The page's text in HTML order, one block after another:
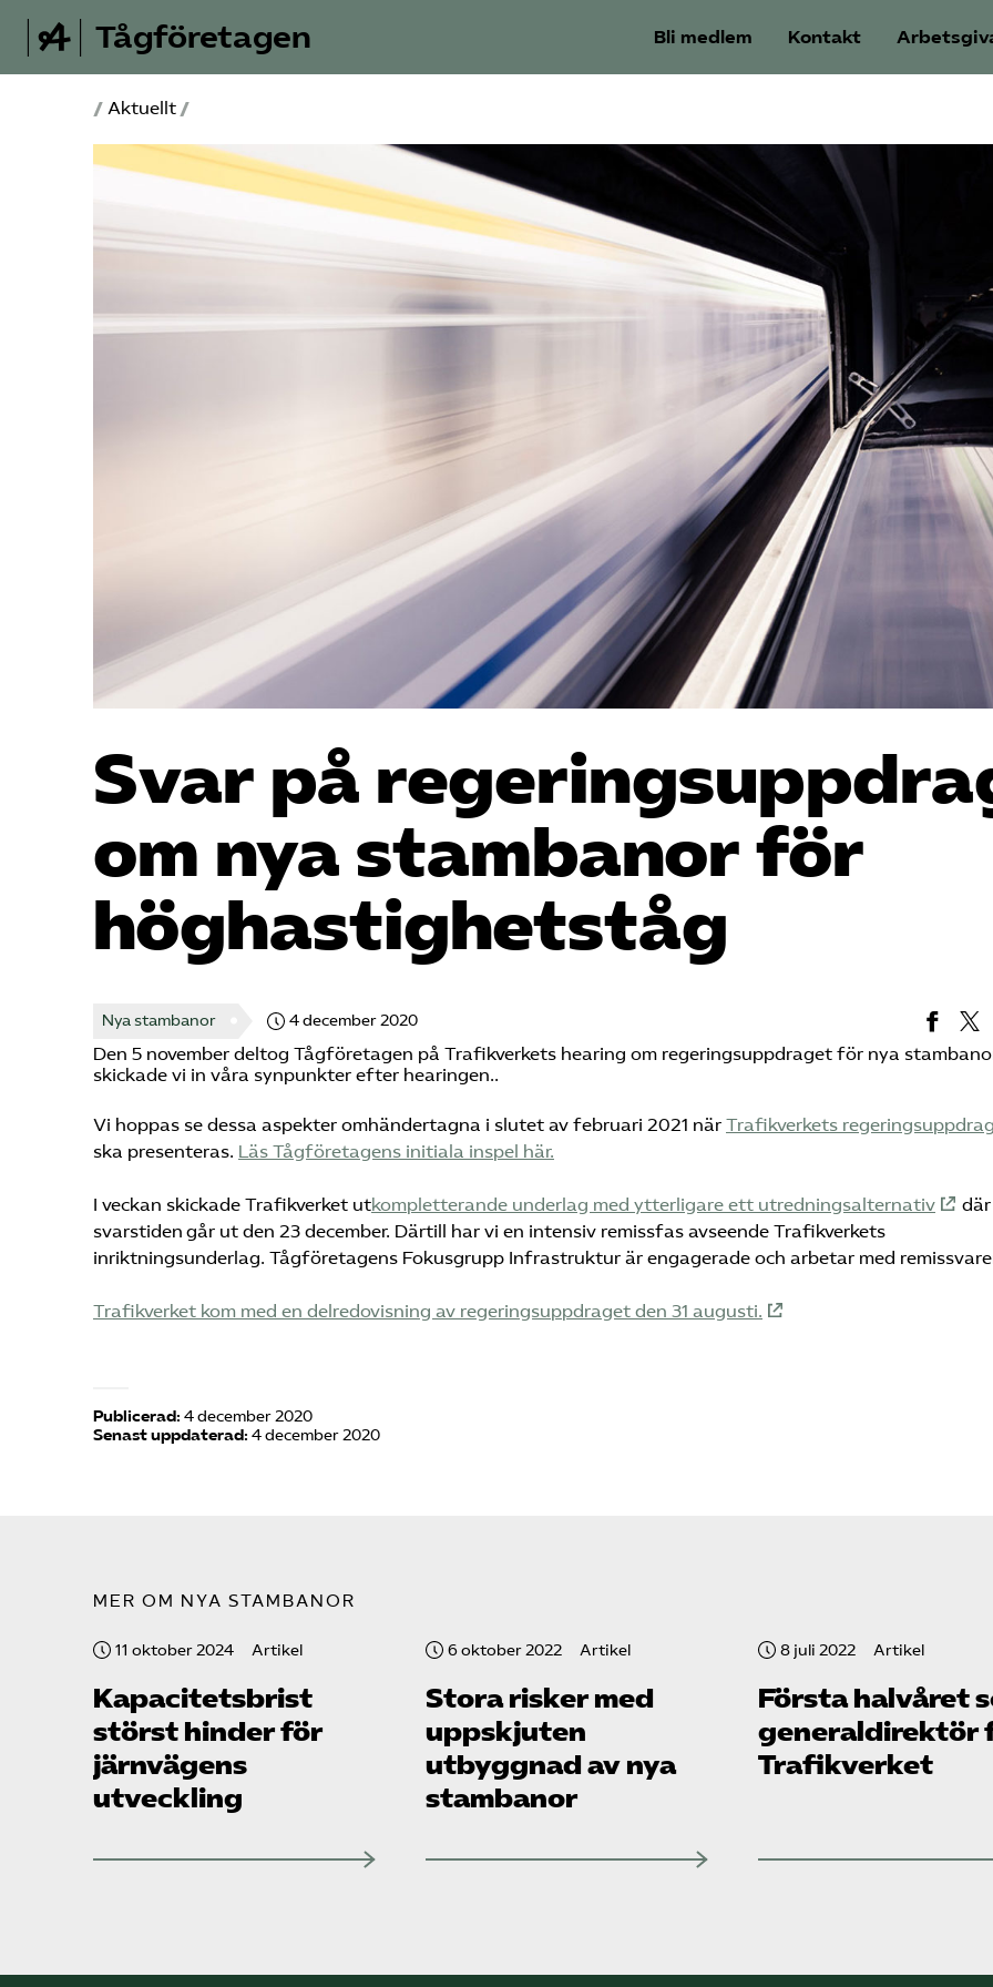
Tågföretagen Bli medlem Kontakt
/ Aktuellt /
Svar på
om nya stambanor för
höghastighetståg
Nya stambanor 4 december 2020
Den 5 november deltog Tågföretagen på Trafikverkets hearing om regeringsuppdraget för nya
skickade vi in våra synpunkter efter hearingen..
Vi hoppas se dessa aspekter omhändertagna i slutet av februari 2021 när Trafikverkets regeringsuppdrag
ska presenteras. Läs Tågföretagens initiala inspel här.
I veckan skickade Trafikverket utkompletterande underlag med ytterligare ett utredningsalternativ
där
svarstiden går ut den 23 december. Därtill har vi en intensiv remissfas avseende Trafikverkets
inriktningsunderlag. Tågföretagens Fokusgrupp Infrastruktur är engagerade och arbetar med
Trafikverket kom med en delredovisning av regeringsuppdraget den 31 augusti.
Publicerad: 4 december 2020
Senast uppdaterad: 4 december 2020
MER OM NYA STAMBANOR
11 oktober 2024 Artikel
Kapacitets­brist
störst hinder för
järnvägens
utveckling
6 oktober 2022 Artikel
Stora risker med
uppskjuten
utbyggnad av nya
stambanor
8 juli 2022 Artikel
Första halvåret
generaldirektör
Trafikverket